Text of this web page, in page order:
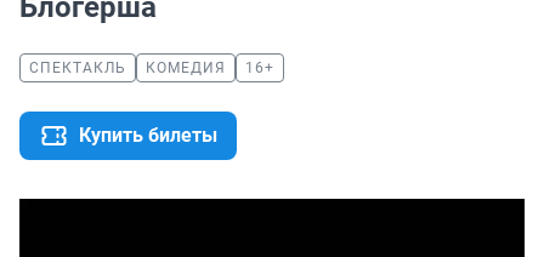
Блогерша
СПЕКТАКЛЬ КОМЕДИЯ 16+
Купить билеты